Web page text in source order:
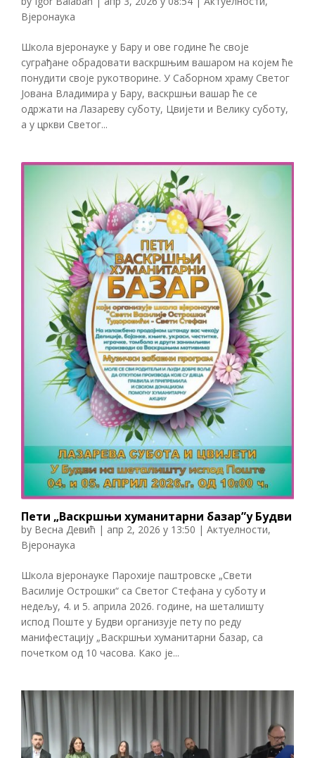
Вјеронаука
Школа вјеронауке у Бару и ове године ће своје
суграђане обрадовати васкршњим вашаром на којем ће
понудити своје рукотворине. У Саборном храму Светог
Јована Владимира у Бару, васкршњи вашар ће се
одржати на Лазареву суботу, Цвијети и Велику суботу,
а у цркви Светог...
Пети „Васкршњи хуманитарни базар”у Будви
by Весна Девић | апр 2, 2026 у 13:50 | Актуелности,
Вјеронаука
Школа вјеронауке Парохије паштровске „Свети
Василије Острошки“ са Светог Стефана у суботу и
недељу, 4. и 5. априла 2026. године, на шеталишту
испод Поште у Будви организује пету по реду
манифестацију „Васкршњи хуманитарни базар, са
почетком од 10 часова. Како је...